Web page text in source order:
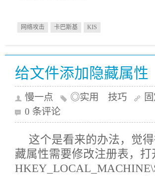
网络攻击 卡巴斯基 KIS
给文件添加隐藏属性
慢一点 ◎实用 技巧
0 条评论
这个是看来的办法，觉
藏属性需要修改注册表，